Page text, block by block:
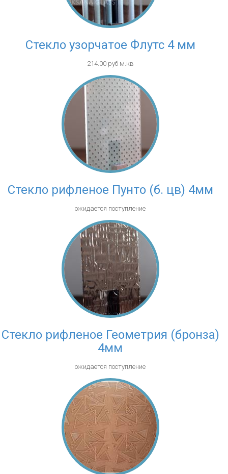
Стекло узорчатое Флутс 4 мм
214.00 руб м.кв
Стекло рифленое Пунто (б. цв) 4мм
ожидается поступление
Стекло рифленое Геометрия (бронза)
4мм
ожидается поступление